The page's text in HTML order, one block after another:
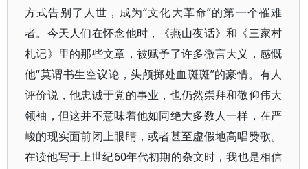
方式告别了人世，成为“文化大革命”的第一个罹难
者。今天人们在怀念他时，《燕山夜话》和《三家村
札记》里的那些文章，被赋予了许多微言大义，感慨
他“莫谓书生空议论，头颅掷处血斑斑”的豪情。有人
评价说，他忠诚于党的事业，也仍然崇拜和敬仰伟大
领袖，但这并不意味着他如同绝大多数人一样，在严
峻的现实面前闭上眼睛，或者甚至虚假地高唱赞歌。
在读他写于上世纪60年代初期的杂文时，我也是相信